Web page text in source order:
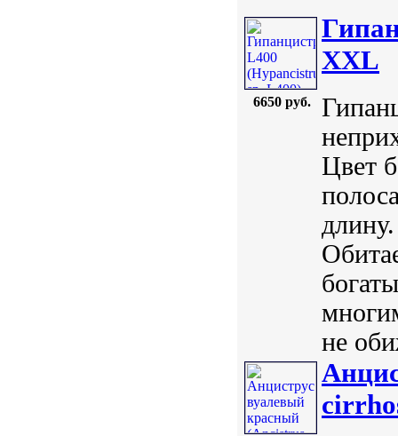
6650 руб.
XXL
Цвет
не